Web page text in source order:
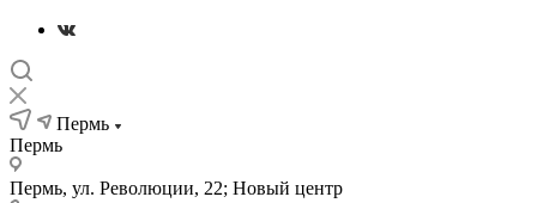
Пермь
Пермь
Пермь, ул. Революции, 22; Новый центр